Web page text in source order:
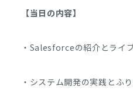
【当日の内容】
・Salesforceの紹介とライ
・システム開発の実践とふ